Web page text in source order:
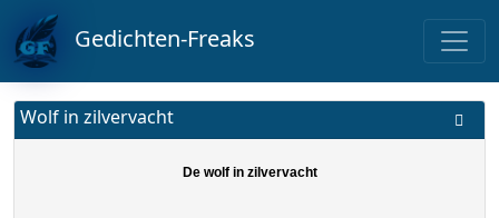
Gedichten-Freaks
Wolf in zilvervacht
De wolf in zilvervacht